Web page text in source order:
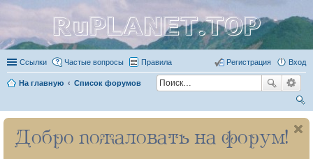
RuPLANET.TOP
Ссылки Частые вопросы Правила Вход
Регистрация
На главную Список форумов
ои
ск
Добро пожаловать на форум!